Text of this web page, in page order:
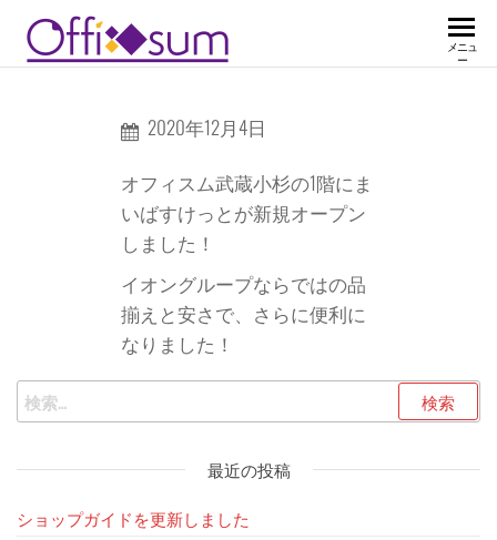
メニュ
ー
2020年12月4日
オフィスム武蔵小杉の1階にま
いばすけっとが新規オープン
しました！
イオングループならではの品
揃えと安さで、さらに便利に
なりました！
最近の投稿
ショップガイドを更新しました